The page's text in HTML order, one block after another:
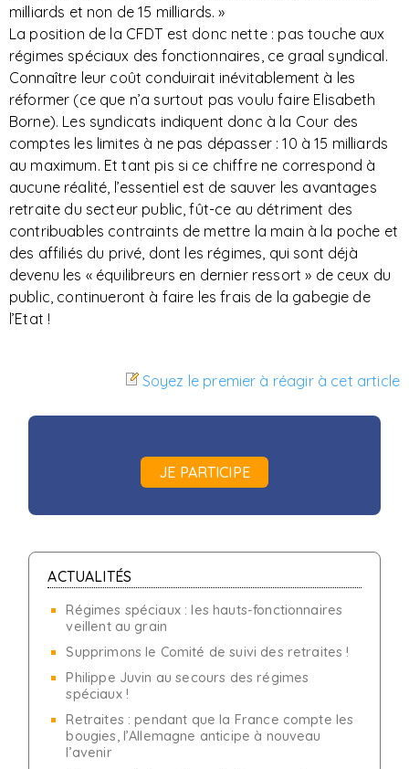
milliards et non de 15 milliards. »
La position de la CFDT est donc nette : pas touche aux
régimes spéciaux des fonctionnaires, ce graal syndical.
Connaître leur coût conduirait inévitablement à les
réformer (ce que n’a surtout pas voulu faire Elisabeth
Borne). Les syndicats indiquent donc à la Cour des
comptes les limites à ne pas dépasser : 10 à 15 milliards
au maximum. Et tant pis si ce chiffre ne correspond à
aucune réalité, l’essentiel est de sauver les avantages
retraite du secteur public, fût-ce au détriment des
contribuables contraints de mettre la main à la poche et
des affiliés du privé, dont les régimes, qui sont déjà
devenu les « équilibreurs en dernier ressort » de ceux du
public, continueront à faire les frais de la gabegie de
l’Etat !
Soyez le premier à réagir à cet article
JE PARTICIPE
ACTUALITÉS
Régimes spéciaux : les hauts-fonctionnaires
veillent au grain
Supprimons le Comité de suivi des retraites !
Philippe Juvin au secours des régimes
spéciaux !
Retraites : pendant que la France compte les
bougies, l’Allemagne anticipe à nouveau
l’avenir